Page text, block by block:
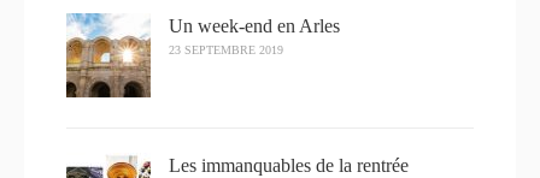
Un week-end en Arles
23 SEPTEMBRE 2019
Les immanquables de la rentrée